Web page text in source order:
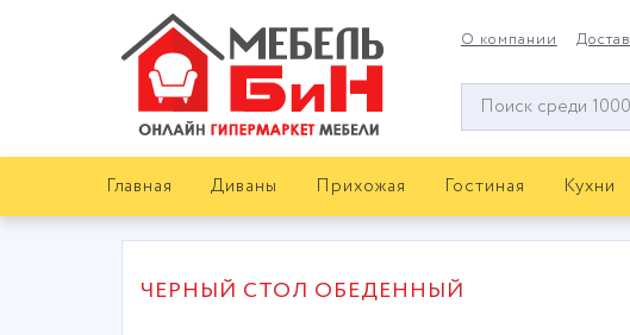
О компании
Окно
поиска
Главная Диваны Прихожая Гостиная Кухни
ЧЕРНЫЙ СТОЛ ОБЕДЕННЫЙ